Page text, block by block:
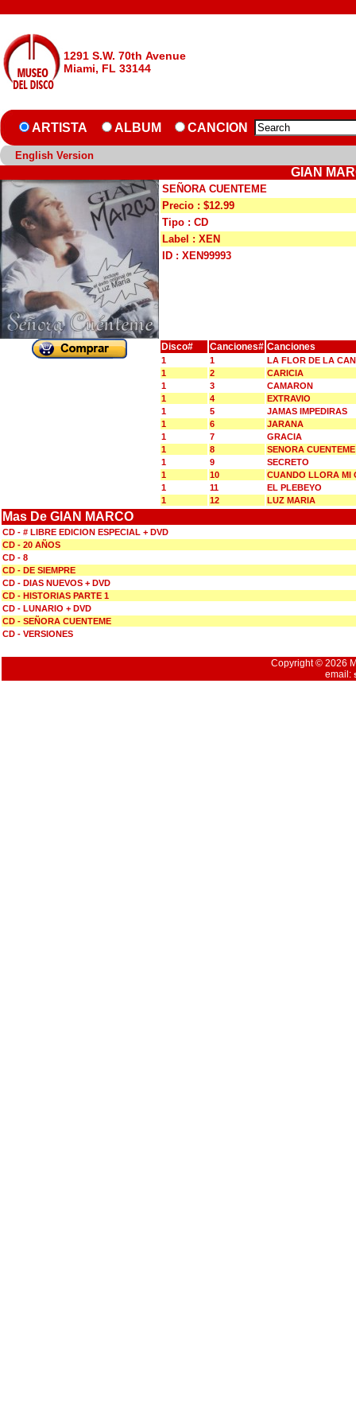
1291 S.W. 70th Avenue
Miami, FL 33144
ARTISTA ALBUM CANCION
English Version
GIAN
SEÑORA CUENTEME
Precio : $12.99
Tipo : CD
Label : XEN
ID : XEN99993
Disco# Canciones# Canciones
1 1
LA FLOR DE LA
1
2
CARICIA
1
3
CAMARON
1
4
EXTRAVIO
1
5
JAMAS IMPEDIRAS
1
6
JARANA
1
7
GRACIA
1
8
SENORA CUENTEME
1
9
SECRETO
1
10
CUANDO LLORA MI
1
11
EL PLEBEYO
1
12 LUZ MARIA
Mas De GIAN MARCO
CD - # LIBRE EDICION ESPECIAL + DVD
CD - 20 AÑOS
CD - 8
CD - DE SIEMPRE
CD - DIAS NUEVOS + DVD
CD - HISTORIAS PARTE 1
CD - LUNARIO + DVD
CD - SEÑORA CUENTEME
CD - VERSIONES
Copyright © 2026
email: